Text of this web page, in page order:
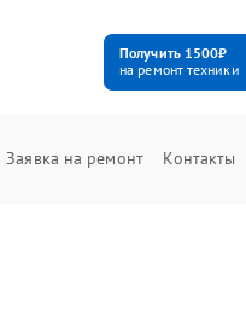
Получить 1500₽
на ремонт техники
Заявка на ремонт Контакты